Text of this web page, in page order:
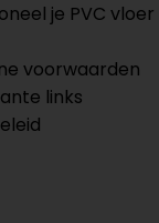
je PVC
voorwaarden
links